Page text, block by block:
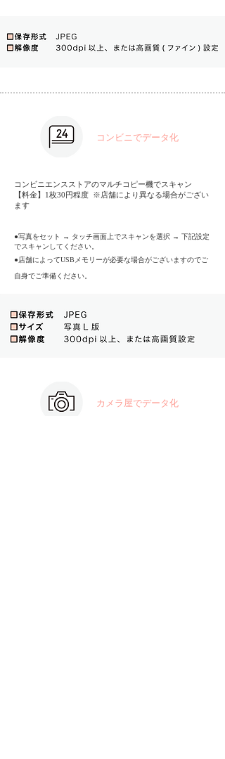
コンビニでデータ化
コンビニエンスストアのマルチコピー機でスキャン
【料金】1枚30円程度 ※店舗により異なる場合がござい
ます
●写真をセット → タッチ画面上でスキャンを選択 → 下記設定
でスキャンしてください。
●店舗によってUSBメモリーが必要な場合がございますのでご
自身でご準備ください。
カメラ屋でデータ化